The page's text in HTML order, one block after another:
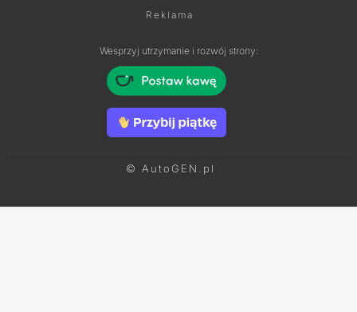
Reklama
Wesprzyj utrzymanie i rozwój strony:
© AutoGEN.pl